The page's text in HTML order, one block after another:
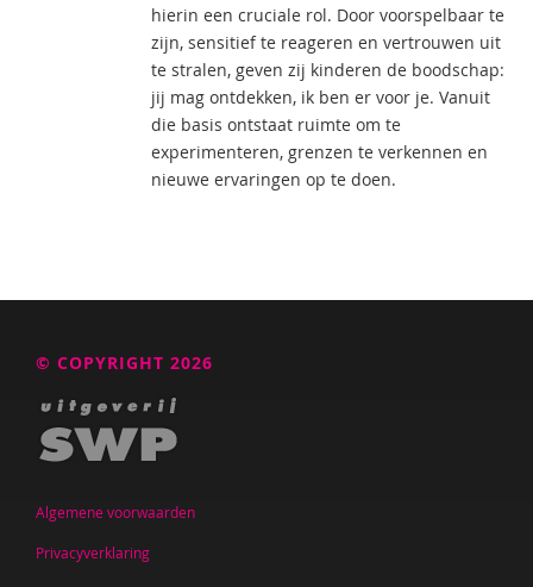
hierin een cruciale rol. Door voorspelbaar te
zijn, sensitief te reageren en vertrouwen uit
te stralen, geven zij kinderen de boodschap:
jij mag ontdekken, ik ben er voor je. Vanuit
die basis ontstaat ruimte om te
experimenteren, grenzen te verkennen en
nieuwe ervaringen op te doen.
© COPYRIGHT 2026
Algemene voorwaarden
Privacyverklaring